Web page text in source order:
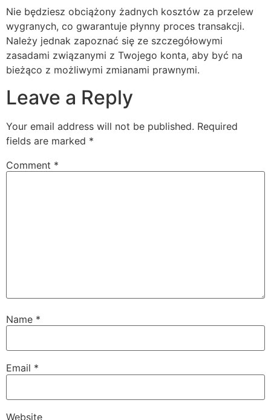
Nie będziesz obciążony żadnych kosztów za przelew
wygranych, co gwarantuje płynny proces transakcji.
Należy jednak zapoznać się ze szczegółowymi
zasadami związanymi z Twojego konta, aby być na
bieżąco z możliwymi zmianami prawnymi.
Leave a Reply
Your email address will not be published. Required
fields are marked *
Comment *
Name *
Email *
Website